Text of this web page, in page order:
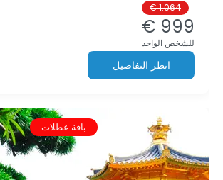
1.064 €
999 €
للشخص الواحد
انظر التفاصيل
باقة عطلات